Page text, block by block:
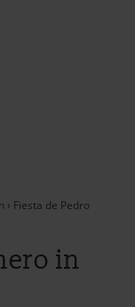
› Fiesta de Pedro
in